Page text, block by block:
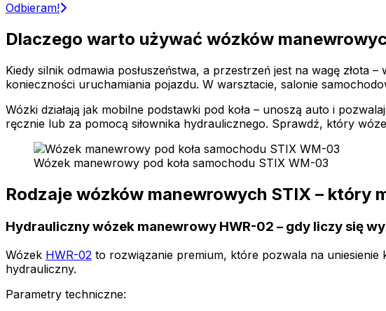
Odbieram!
Dlaczego warto używać wózków
Kiedy silnik odmawia posłuszeństwa, a przestrzeń jest na wagę
konieczności uruchamiania pojazdu. W warsztacie, salonie
Wózki działają jak mobilne podstawki pod koła – unoszą auto i
ręcznie lub za pomocą siłownika hydraulicznego. Sprawdź, który
Wózek manewrowy pod koła samochodu STIX WM-03
Rodzaje wózków manewrowych STIX – który
Hydrauliczny wózek manewrowy HWR-02 – gdy liczy się
Wózek HWR-02 to rozwiązanie premium, które pozwala na uniesienie
hydrauliczny.
Parametry techniczne: